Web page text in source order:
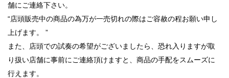
舗にご連絡下さい。
“店頭販売中の商品の為万が一売切れの際はご容赦の程お願い申し
上げます。 ”
また、店頭での試奏の希望がございましたら、恐れ入りますが取
り扱い店舗に事前にご連絡頂けますと、商品の手配をスムーズに
行えます。